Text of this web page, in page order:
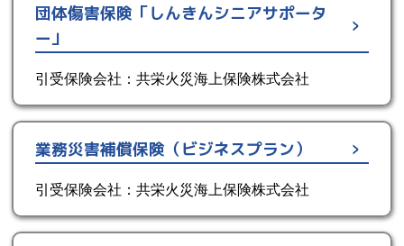
団体傷害保険「しんきんシニアサポータ
ー」
引受保険会社：共栄火災海上保険株式会社
業務災害補償保険（ビジネスプラン）
引受保険会社：共栄火災海上保険株式会社